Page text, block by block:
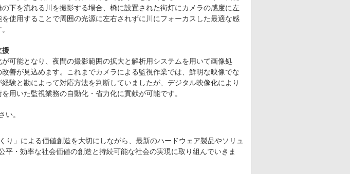
下を流れる川を撮影する場合、橋に設置された街灯にカメラの感度に左
使用することで周囲の光源に左右されずに川にフォーカスした最適な感
援
可能となり、夜間の撮影範囲の拡大と解析用システムを用いて画像処
善が見込めます。これまでカメラによる監視作業では、鮮明な映像でな
験と勘によって対応方法を判断していましたが、デジタル映像化により
用いた監視業務の自動化・省力化に貢献が可能です。
い。
り」による価値創造を大切にしながら、最新のハードウェア製品やソリュ
平・効率な社会価値の創造と持続可能な社会の実現に取り組んでいきま